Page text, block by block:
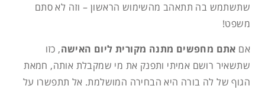
שתשתמש בה תתאהב מהשימוש הראשון – וזה לא סתם
משפט!
אם אתם מחפשים מתנה מקורית ליום האישה, כזו
שתשאיר רושם אמיתי ותפנק את מי שמקבלת אותה, חמאת
הגוף של לה בורה היא הבחירה המושלמת. אל תתפשרו על